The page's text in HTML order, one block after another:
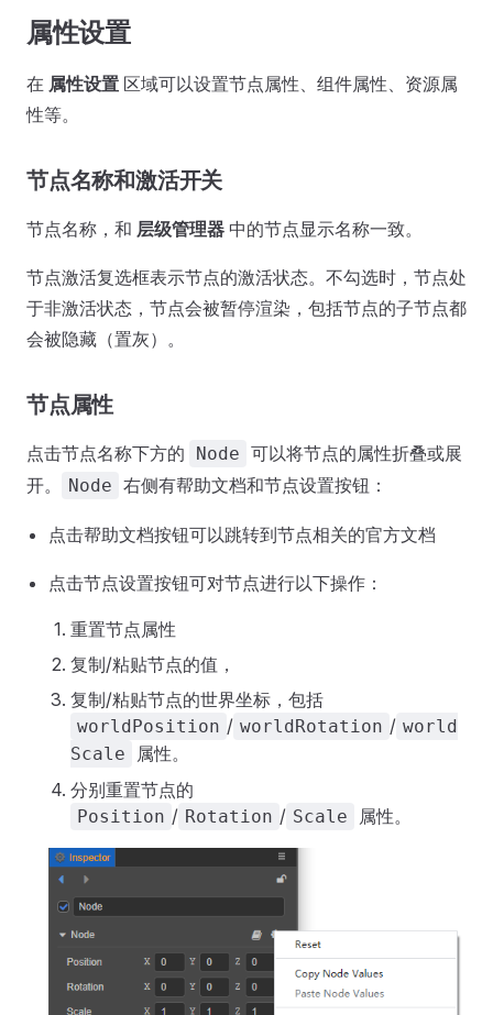
属性设置
在 属性设置 区域可以设置节点属性、组件属性、资源属
性等。
节点名称和激活开关
节点名称，和 层级管理器 中的节点显示名称一致。
节点激活复选框表示节点的激活状态。不勾选时，节点处
于非激活状态，节点会被暂停渲染，包括节点的子节点都
会被隐藏（置灰）。
节点属性
点击节点名称下方的 Node 可以将节点的属性折叠或展
开。
Node 右侧有帮助文档和节点设置按钮：
点击帮助文档按钮可以跳转到节点相关的官方文档
点击节点设置按钮可对节点进行以下操作：
重置节点属性
复制/粘贴节点的值，
复制/粘贴节点的世界坐标，包括
worldPosition / worldRotation / world
Scale
属性。
分别重置节点的
Position / Rotation / Scale 属性。